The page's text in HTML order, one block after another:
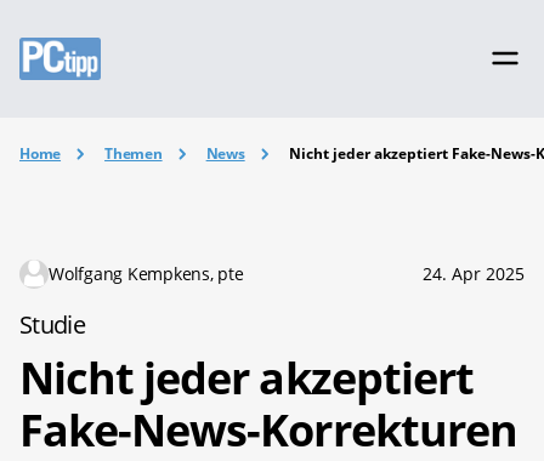
Home Themen News Nicht jeder akzeptiert Fake-News-
Wolfgang Kempkens, pte 24. Apr 2025
Studie
Nicht jeder akzeptiert
Fake-News-Korrekturen